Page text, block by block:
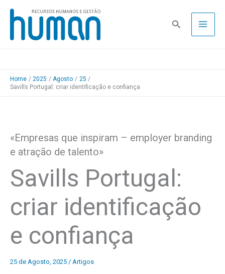
Skip
content
Pesquisa
Home 2025 Agosto
25
Savills Portugal: criar identificação e confiança
«Empresas que inspiram – employer branding
e atração de talento»
Savills Portugal:
criar identificação
e confiança
25 de Agosto, 2025 / Artigos